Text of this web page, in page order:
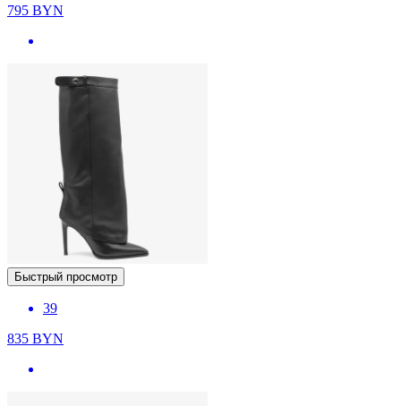
795 BYN
Быстрый просмотр
39
835 BYN